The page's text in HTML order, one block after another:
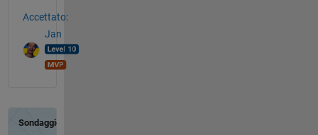
Accettato:
Jan